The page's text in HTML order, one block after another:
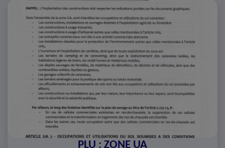
PLU : ZONE UA